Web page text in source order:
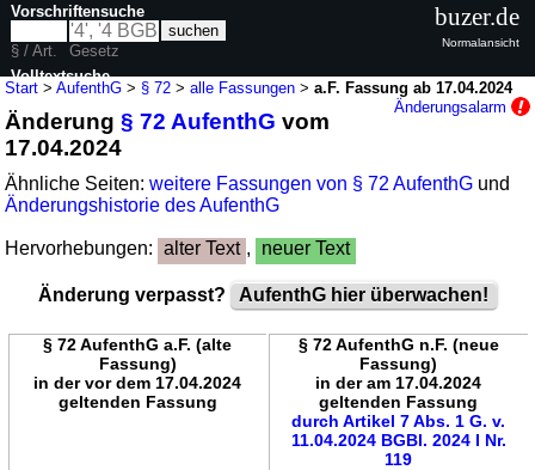
Start >AufenthG > § 72 >alle Fassungen >a.F. Fassung ab 17.04.2024
Änderungsalarm
Änderung§ 72 AufenthG vom
17.04.2024
Ähnliche Seiten:weitere Fassungen von § 72 AufenthG und
Änderungshistorie des AufenthG
Hervorhebungen: alter Text , neuer Text
Änderung verpasst? AufenthG hier überwachen!
§ 72 AufenthG a.F. (alte
Fassung)
in der vor dem 17.04.2024
geltenden Fassung
§ 72 AufenthG n.F. (neue
Fassung)
in der am 17.04.2024
geltenden Fassung
durch Artikel 7 Abs. 1 G. v.
11.04.2024 BGBl. 2024 I Nr.
119
Vorschriftensuche
§ / Art.
Gesetz
Volltextsuche
nur in AufenthG
buzer.de
Normalansicht